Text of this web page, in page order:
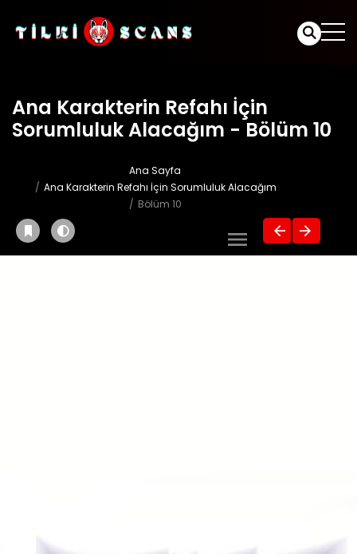
Ana Karakterin Refahı İçin
Sorumluluk Alacağım - Bölüm 10
Ana Sayfa
Ana Karakterin Refahı İçin Sorumluluk Alacağım
Bölüm 10